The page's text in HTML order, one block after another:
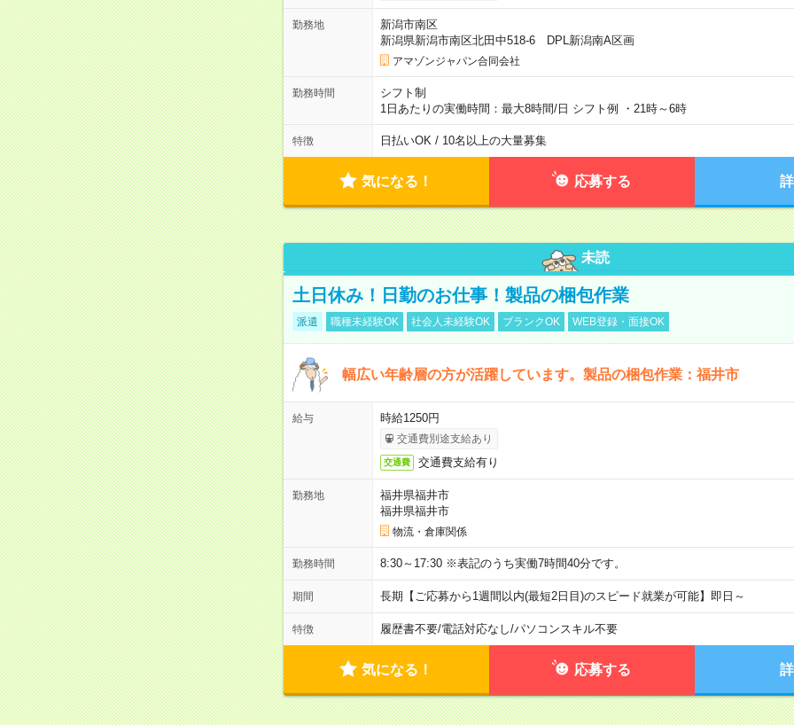
勤務地
新潟市南区
新潟県新潟市南区北田中518-6 DPL新潟南A区画
アマゾンジャパン合同会社
勤務時間
シフト制
1日あたりの実働時間：最大8時間/日 シフト例 ・21時～6時
特徴 日払いOK / 10名以上の大量募集
気になる！ 応募する
未読
土日休み！日勤のお仕事！製品の梱包作業
派遣 職種未経験OK 社会人未経験OK ブランクOK WEB登録・面接OK
幅広い年齢層の方が活躍しています。製品の梱包作業：福井市
給与 時給1250円
交通費別途支給あり
交通費 交通費支給有り
勤務地
福井県福井市
福井県福井市
物流・倉庫関係
勤務時間 8:30～17:30 ※表記のうち実働7時間40分です。
期間 長期【ご応募から1週間以内(最短2日目)のスピード就業が可能】即日～
特徴 履歴書不要/電話対応なし/パソコンスキル不要
気になる！ 応募する